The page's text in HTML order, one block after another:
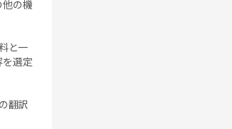
の機
と一
選定
翻訳